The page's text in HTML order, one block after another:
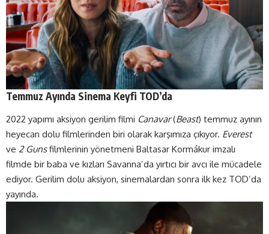
Temmuz Ayında Sinema Keyfi TOD’da
2022 yapımı aksiyon gerilim filmi Canavar(Beast) temmuz ayının
heyecan dolu filmlerinden biri olarak karşımıza çıkıyor. Everest
ve 2 Gunsfilmlerinin yönetmeni Baltasar Kormákur imzalı
filmde bir baba ve kızları Savanna’da yırtıcı bir avcı ile mücadele
ediyor. Gerilim dolu aksiyon, sinemalardan sonra ilk kez TOD’da
yayında.